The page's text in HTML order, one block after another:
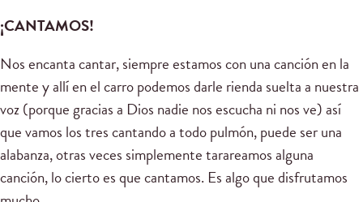
¡CANTAMOS!
Nos encanta cantar, siempre estamos con una canción en la
mente y allí en el carro podemos darle rienda suelta a nuestra
voz (porque gracias a Dios nadie nos escucha ni nos ve) así
que vamos los tres cantando a todo pulmón, puede ser una
alabanza, otras veces simplemente tarareamos alguna
canción, lo cierto es que cantamos. Es algo que disfrutamos